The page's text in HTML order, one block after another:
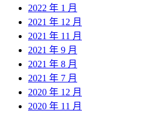
2022 年 1 月
2021 年 12 月
2021 年 11 月
2021 年 9 月
2021 年 8 月
2021 年 7 月
2020 年 12 月
2020 年 11 月